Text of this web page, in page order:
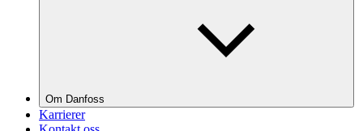
Om Danfoss
Karrierer